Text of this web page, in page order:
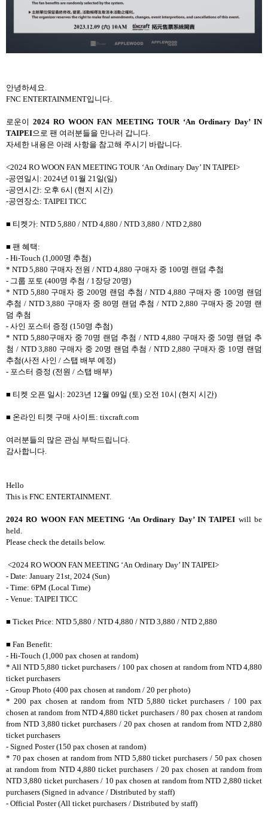
안녕하세요.
FNC ENTERTAINMENT입니다.
로운이2024 RO WOON FAN MEETING TOUR ‘An Ordinary Day’ IN
TAIPEI으로 팬 여러분들을 만나러 갑니다.
자세한 내용은 아래 사항을 참고해 주시기 바랍니다.
<2024 RO WOON FAN MEETING TOUR ‘An Ordinary Day’ IN TAIPEI>
-공연일시 : 2024년 01월 21일(일)
-공연시간: 오후 6시 (현지 시간)
-공연장소: TAIPEI TICC
■ 티켓가: NTD 5,880 / NTD 4,880 / NTD 3,880 / NTD 2,880
■ 팬 혜택 :
- Hi-Touch (1,000명 추첨)
* NTD 5,880 구매자 전원 / NTD 4,880 구매자 중 100명 랜덤 추첨
- 그룹 포토 (400명 추첨 / 1장당 20명)
* NTD 5,880 구매자 중 200명 랜덤 추첨 / NTD 4,880 구매자 중 100명 랜덤
추첨 / NTD 3,880 구매자 중 80명 랜덤 추첨 / NTD 2,880 구매자 중 20명 랜
덤 추첨
- 사인 포스터 증정 (150명 추첨)
* NTD 5,880구매자 중 70명 랜덤 추첨 / NTD 4,880 구매자 중 50명 랜덤 추
첨 / NTD 3,880 구매자 중 20명 랜덤 추첨 / NTD 2,880 구매자 중 10명 랜덤
추첨(사전 사인 / 스탭 배부 예정)
- 포스터 증정 (전원 / 스탭 배부)
■ 티켓 오픈 일시 : 2023년 12월 09일 (토) 오전 10시 (현지 시간)
■ 온라인 티켓 구매 사이트: tixcraft.com
여러분들의 많은 관심 부탁드립니다.
감사합니다.
Hello
This is FNC ENTERTAINMENT.
2024 RO WOON FAN MEETING ‘An Ordinary Day’ IN TAIPEI will be
held.
Please check the details below.
<2024 RO WOON FAN MEETING ‘An Ordinary Day’ IN TAIPEI>
- Date: January 21st, 2024 (Sun)
- Time: 6PM (Local Time)
- Venue: TAIPEI TICC
■ Ticket Price: NTD 5,880 / NTD 4,880 / NTD 3,880 / NTD 2,880
■ Fan Benefit:
- Hi-Touch (1,000 pax chosen at random)
* All NTD 5,880 ticket purchasers / 100 pax chosen at random from NTD 4,880
ticket purchasers
- Group Photo (400 pax chosen at random / 20 per photo)
* 200 pax chosen at random from NTD 5,880 ticket purchasers / 100 pax
chosen at random from NTD 4,880 ticket purchasers / 80 pax chosen at random
from NTD 3,880 ticket purchasers / 20 pax chosen at random from NTD 2,880
ticket purchasers
- Signed Poster (150 pax chosen at random)
* 70 pax chosen at random from NTD 5,880 ticket purchasers / 50 pax chosen
at random from NTD 4,880 ticket purchasers / 20 pax chosen at random from
NTD 3,880 ticket purchasers / 10 pax chosen at random from NTD 2,880 ticket
purchasers (Signed in advance / Distributed by staff)
- Official Poster (All ticket purchasers / Distributed by staff)